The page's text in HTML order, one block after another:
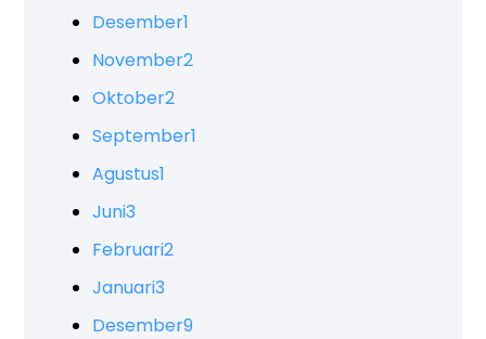
Desember1
November2
Oktober2
September1
Agustus1
Juni3
Februari2
Januari3
Desember9